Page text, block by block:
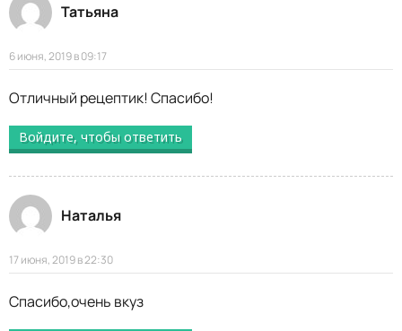
Татьяна
6 июня, 2019 в 09:17
Отличный рецептик! Спасибо!
Войдите, чтобы ответить
Наталья
17 июня, 2019 в 22:30
Спасибо,очень вкуз